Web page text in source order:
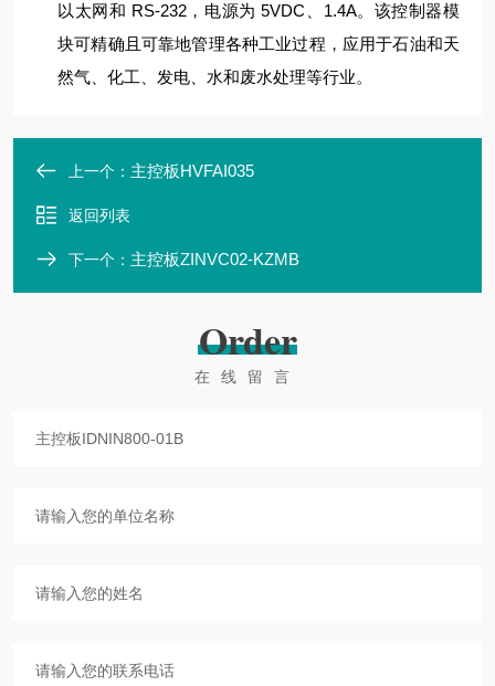
以太网和 RS-232，电源为 5VDC、1.4A。该控制器模
块可精确且可靠地管理各种工业过程，应用于石油和天
然气、化工、发电、水和废水处理等行业。
上一个： 主控板HVFAI035
返回列表
下一个： 主控板ZINVC02-KZMB
Order
在线留言